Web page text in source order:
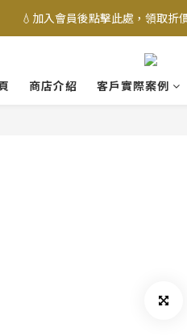
💧加入會員後點擊此處，領取折
商店介紹 客戶實際案例